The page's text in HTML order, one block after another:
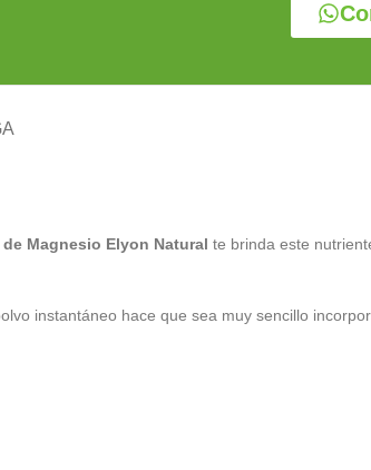
Magnesio Elyon Natural te brinda este
instantáneo hace que sea muy sencillo